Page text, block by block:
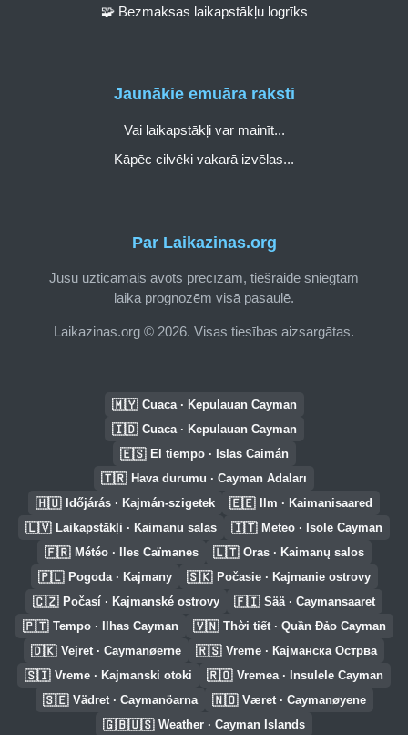
Par Laikazinas.org
Jūsu uzticamais avots precīzām, tiešraidē sniegtām
laika prognozēm visā pasaulē.
Laikazinas.org © 2026. Visas tiesības aizsargātas.
🧩 Bezmaksas laikapstākļu logrīks
Jaunākie emuāra raksti
Vai laikapstākļi var mainīt...
Kāpēc cilvēki vakarā izvēlas...
🇲🇾 Cuaca · Kepulauan Cayman
🇮🇩 Cuaca · Kepulauan Cayman
🇪🇸 El tiempo · Islas Caimán
🇹🇷 Hava durumu · Cayman Adaları
🇭🇺 Időjárás · Kajmán-szigetek 🇪🇪 Ilm · Kaimanisaared
🇱🇻 Laikapstākļi · Kaimanu salas 🇮🇹 Meteo · Isole Cayman
🇫🇷 Météo · Iles Caïmanes 🇱🇹 Oras · Kaimanų salos
🇵🇱 Pogoda · Kajmany 🇸🇰 Počasie · Kajmanie ostrovy
🇨🇿 Počasí · Kajmanské ostrovy 🇫🇮 Sää · Caymansaaret
🇵🇹 Tempo · Ilhas Cayman 🇻🇳 Thời tiết · Quần Đảo Cayman
🇩🇰 Vejret · Caymanøerne 🇷🇸 Vreme · Кајманска Острва
🇸🇮 Vreme · Kajmanski otoki 🇷🇴 Vremea · Insulele Cayman
🇸🇪 Vädret · Caymanöarna 🇳🇴 Været · Caymanøyene
🇬🇧🇺🇸 Weather · Cayman Islands